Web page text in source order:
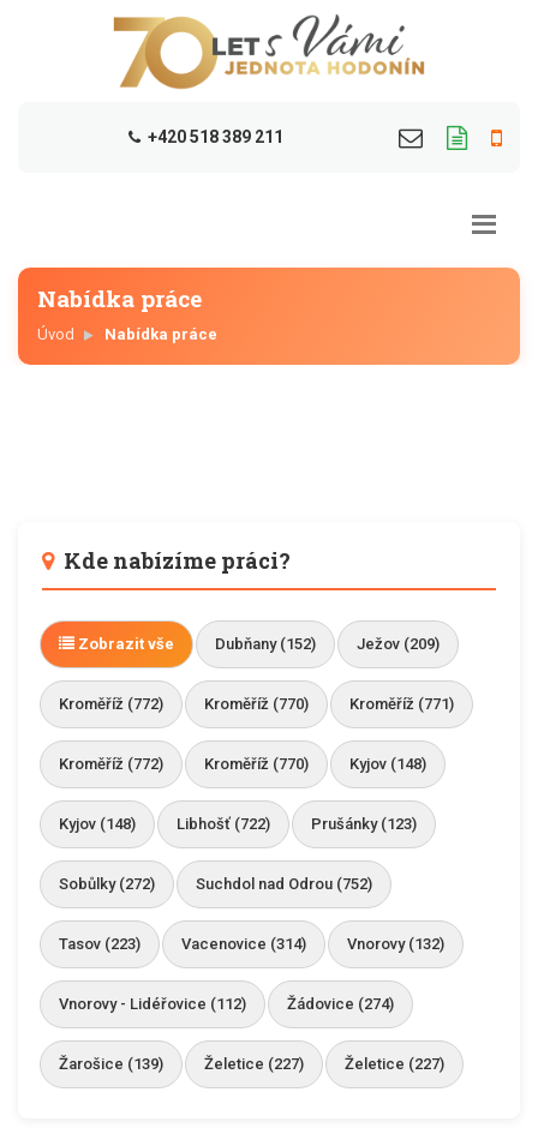
+420 518 389 211
Nabídka práce
Úvod Nabídka práce
Kde nabízíme práci?
Zobrazit vše Dubňany (152) Ježov (209)
Kroměříž (772) Kroměříž (770) Kroměříž (771)
Kroměříž (772) Kroměříž (770) Kyjov (148)
Kyjov (148) Libhošť (722) Prušánky (123)
Sobůlky (272) Suchdol nad Odrou (752)
Tasov (223) Vacenovice (314) Vnorovy (132)
Vnorovy - Lidéřovice (112) Žádovice (274)
Žarošice (139) Želetice (227) Želetice (227)